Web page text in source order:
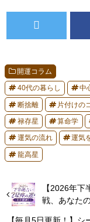
開運コラム
40代の暮らし 中
断捨離 片付けの
禄存星 算命学
運気の流れ 運気
龍高星
【2026年
戦、あなた